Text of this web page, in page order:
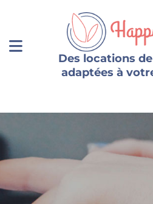
Des locations
adaptées à